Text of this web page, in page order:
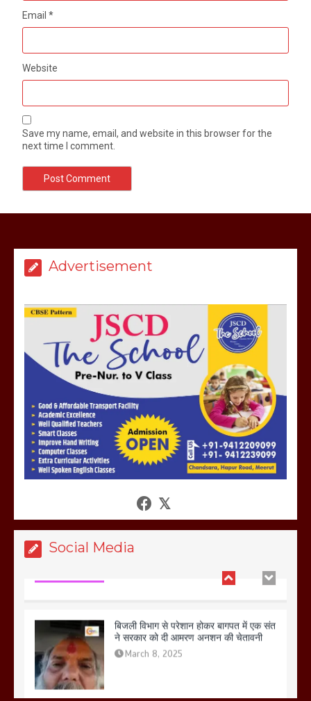
Email*
Website
Save my name, email, and website in this browser for the
next time I comment.
Advertisement
Social Media
उठाकर खाते कुत्ते का वीडियो इंटरनेट पर जमकर
हो रहा वायरल
होलिका रखने पर लात मार कर होलिका को किया
तहस नहस,मोहल्ले वालों के साथ की गई गाली
गलोच ,कहा अगर रखी गई होली तो होगा खून
March 11, 2025
आखिर क्यों जैनुल सालीकिन को शहर काजी नहीं
शफीकुर्रहमान रहमान ने
March 8, 2025